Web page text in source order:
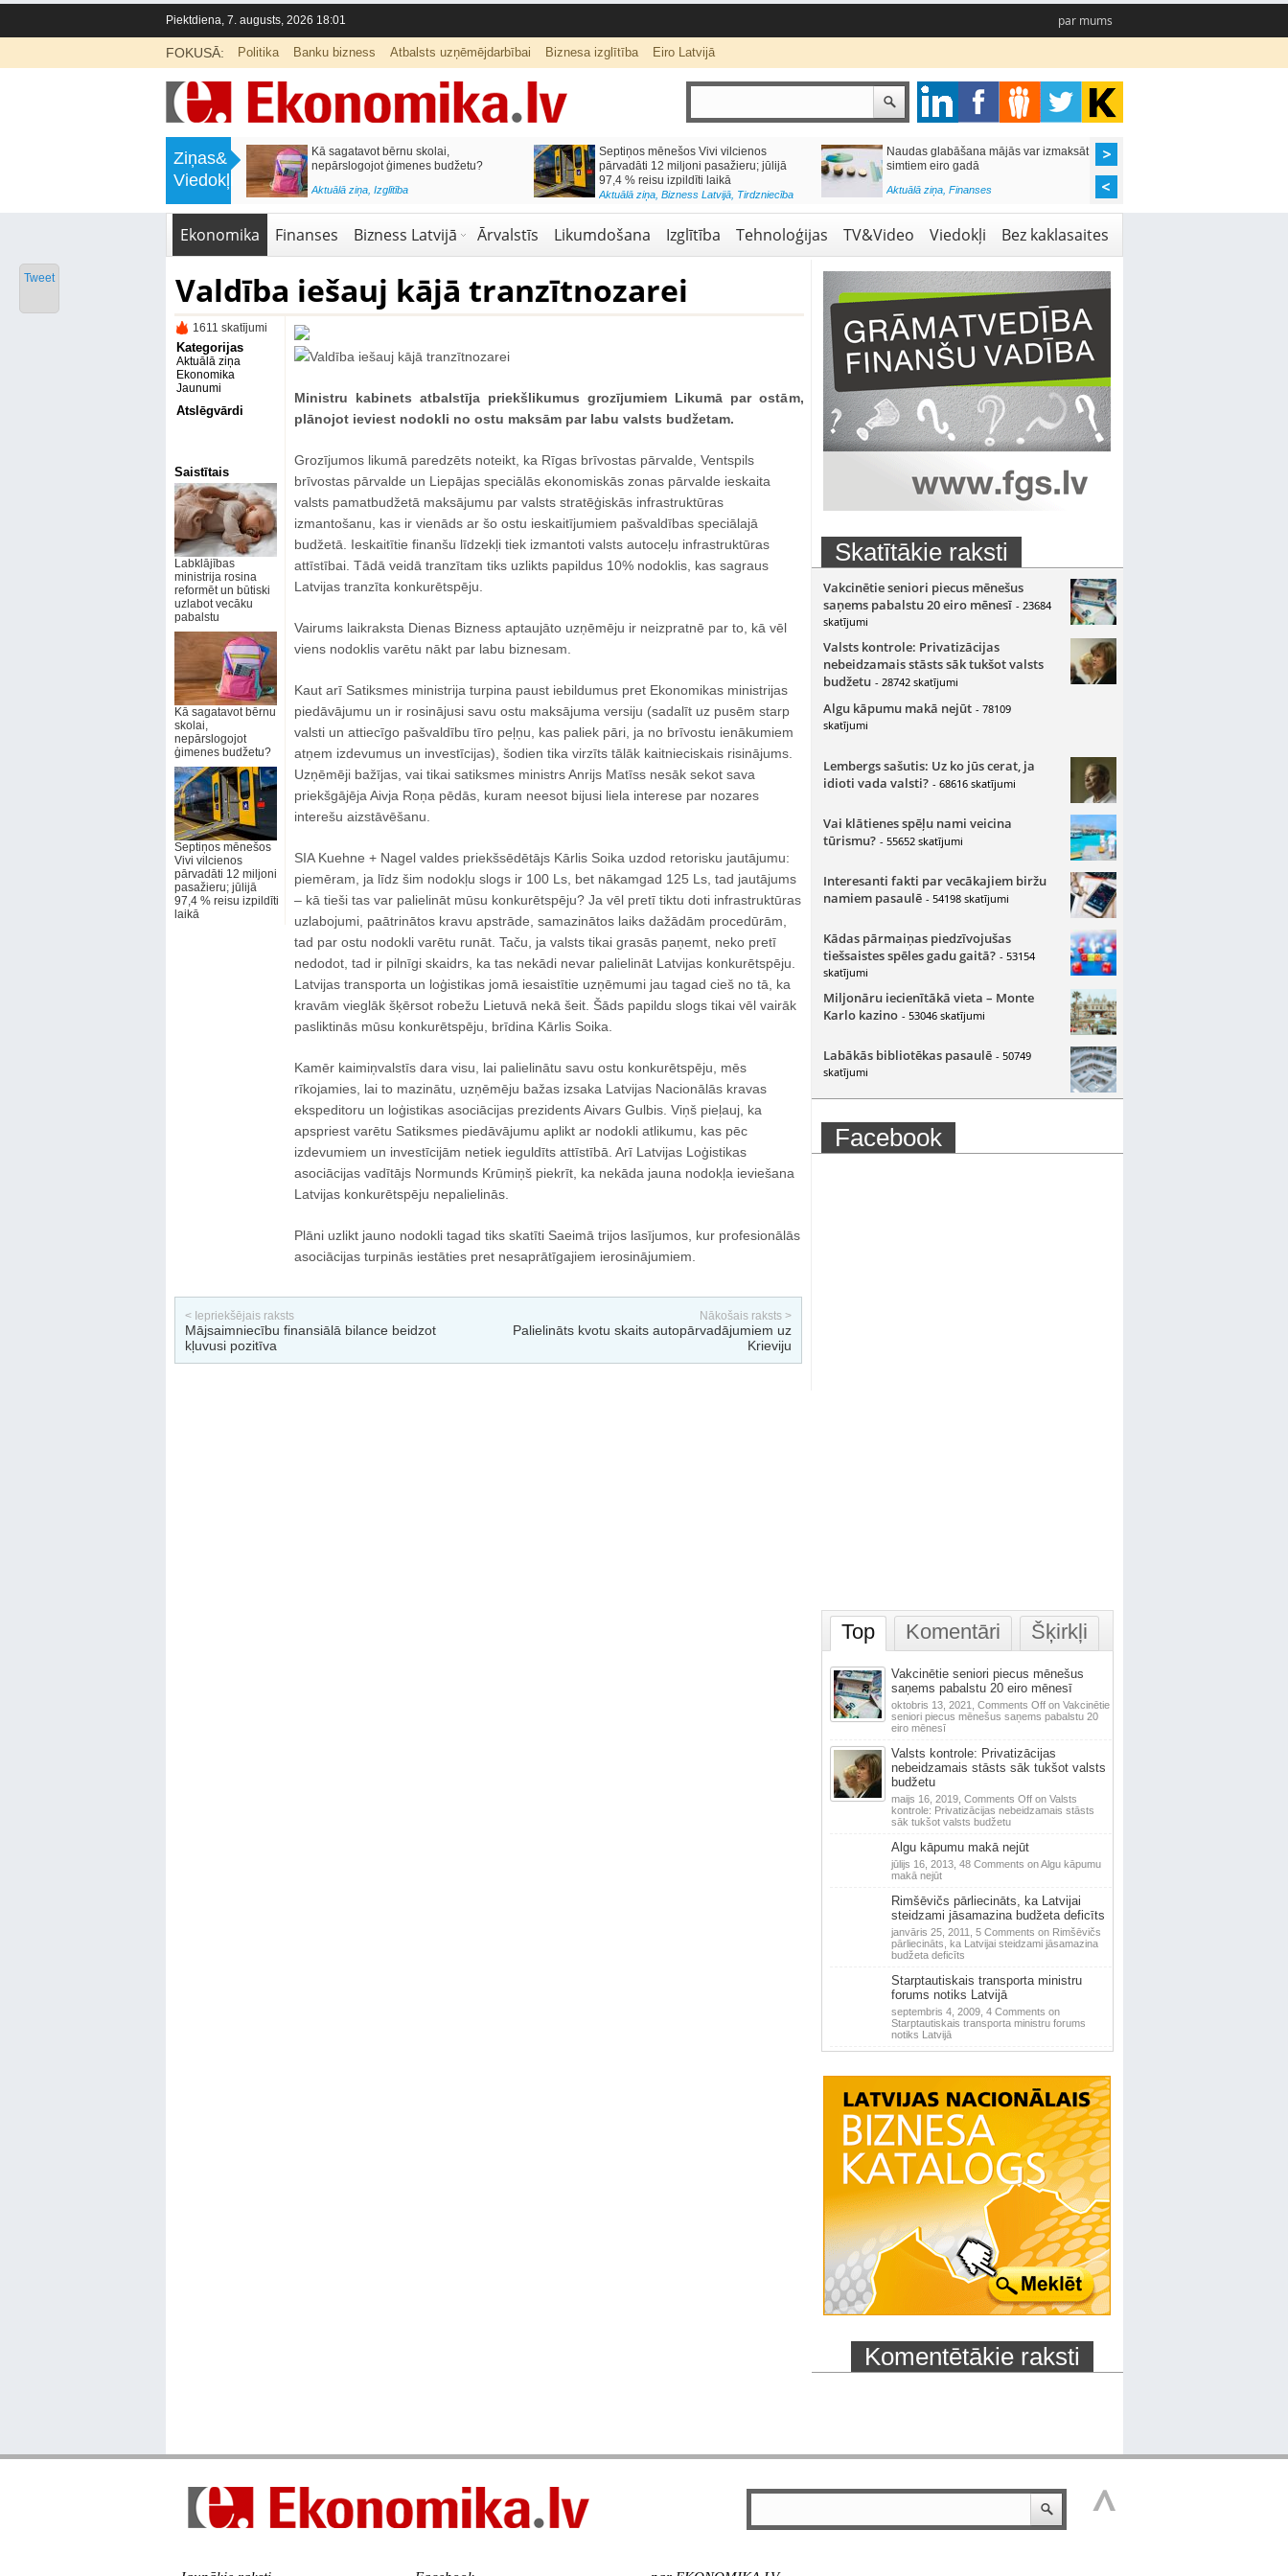
Piektdiena, 7. augusts, 2026 18:01 par mums
FOKUSĀ: Politika Banku bizness Atbalsts uzņēmējdarbībai Biznesa izglītība Eiro Latvijā
Ziņas&
Viedokļi
Labklājības ministrija rosina reformēt
un būtiski uzlabot vecāku pabalstu
Kā sagatavot bērnu skolai,
nepārslogojot ģimenes budžetu?
Aktuālā ziņa, Izglītība
Septiņos mēnešos Vivi vilcienos
pārvadāti 12 miljoni pasažieru; jūlijā
97,4 % reisu izpildīti laikā
Aktuālā ziņa, Bizness Latvijā, Tirdzniecība
Naudas glabāšana mājās var izmaksāt
simtiem eiro gadā
Aktuālā ziņa, Finanses
Ekonomika Finanses Bizness Latvijā Ārvalstīs Likumdošana Izglītība Tehnoloģijas TV&Video Viedokļi Bez kaklasaites
Valdība iešauj kājā tranzītnozarei
1611 skatījumi
Kategorijas
Aktuālā ziņa
Ekonomika
Jaunumi
Atslēgvārdi
Saistītais
Labklājības
ministrija rosina
reformēt un būtiski
uzlabot vecāku
pabalstu
Kā sagatavot bērnu
skolai,
nepārslogojot
ģimenes budžetu?
Septiņos mēnešos
Vivi vilcienos
pārvadāti 12 miljoni
pasažieru; jūlijā
97,4 % reisu izpildīti
laikā
Ministru kabinets atbalstīja priekšlikumus grozījumiem Likumā par ostām,
plānojot ieviest nodokli no ostu maksām par labu valsts budžetam.
Grozījumos likumā paredzēts noteikt, ka Rīgas brīvostas pārvalde, Ventspils
brīvostas pārvalde un Liepājas speciālās ekonomiskās zonas pārvalde ieskaita
valsts pamatbudžetā maksājumu par valsts stratēģiskās infrastruktūras
izmantošanu, kas ir vienāds ar šo ostu ieskaitījumiem pašvaldības speciālajā
budžetā. Ieskaitītie finanšu līdzekļi tiek izmantoti valsts autoceļu infrastruktūras
attīstībai. Tādā veidā tranzītam tiks uzlikts papildus 10% nodoklis, kas sagraus
Latvijas tranzīta konkurētspēju.
Vairums laikraksta Dienas Bizness aptaujāto uzņēmēju ir neizpratnē par to, kā vēl
viens nodoklis varētu nākt par labu biznesam.
Kaut arī Satiksmes ministrija turpina paust iebildumus pret Ekonomikas ministrijas
piedāvājumu un ir rosinājusi savu ostu maksājuma versiju (sadalīt uz pusēm starp
valsti un attiecīgo pašvaldību tīro peļņu, kas paliek pāri, ja no brīvostu ienākumiem
atņem izdevumus un investīcijas), šodien tika virzīts tālāk kaitnieciskais risinājums.
Uzņēmēji bažījas, vai tikai satiksmes ministrs Anrijs Matīss nesāk sekot sava
priekšgājēja Aivja Roņa pēdās, kuram neesot bijusi liela interese par nozares
interešu aizstāvēšanu.
SIA Kuehne + Nagel valdes priekšsēdētājs Kārlis Soika uzdod retorisku jautājumu:
piemēram, ja līdz šim nodokļu slogs ir 100 Ls, bet nākamgad 125 Ls, tad jautājums
– kā tieši tas var palielināt mūsu konkurētspēju? Ja vēl pretī tiktu doti infrastruktūras
uzlabojumi, paātrinātos kravu apstrāde, samazinātos laiks dažādām procedūrām,
tad par ostu nodokli varētu runāt. Taču, ja valsts tikai grasās paņemt, neko pretī
nedodot, tad ir pilnīgi skaidrs, ka tas nekādi nevar palielināt Latvijas konkurētspēju.
Latvijas transporta un loģistikas jomā iesaistītie uzņēmumi jau tagad cieš no tā, ka
kravām vieglāk šķērsot robežu Lietuvā nekā šeit. Šāds papildu slogs tikai vēl vairāk
pasliktinās mūsu konkurētspēju, brīdina Kārlis Soika.
Kamēr kaimiņvalstīs dara visu, lai palielinātu savu ostu konkurētspēju, mēs
rīkojamies, lai to mazinātu, uzņēmēju bažas izsaka Latvijas Nacionālās kravas
ekspeditoru un loģistikas asociācijas prezidents Aivars Gulbis. Viņš pieļauj, ka
apspriest varētu Satiksmes piedāvājumu aplikt ar nodokli atlikumu, kas pēc
izdevumiem un investīcijām netiek ieguldīts attīstībā. Arī Latvijas Loģistikas
asociācijas vadītājs Normunds Krūmiņš piekrīt, ka nekāda jauna nodokļa ieviešana
Latvijas konkurētspēju nepalielinās.
Plāni uzlikt jauno nodokli tagad tiks skatīti Saeimā trijos lasījumos, kur profesionālās
asociācijas turpinās iestāties pret nesaprātīgajiem ierosinājumiem.
< Iepriekšējais raksts
Mājsaimniecību finansiālā bilance beidzot
kļuvusi pozitīva
Nākošais raksts >
Palielināts kvotu skaits autopārvadājumiem uz
Krieviju
Skatītākie raksti
Vakcinētie seniori piecus mēnešus
saņems pabalstu 20 eiro mēnesī - 23684
skatījumi
Valsts kontrole: Privatizācijas
nebeidzamais stāsts sāk tukšot valsts
budžetu - 28742 skatījumi
Algu kāpumu makā nejūt - 78109
skatījumi
Lembergs sašutis: Uz ko jūs cerat, ja
idioti vada valsti? - 68616 skatījumi
Vai klātienes spēļu nami veicina
tūrismu? - 55652 skatījumi
Interesanti fakti par vecākajiem biržu
namiem pasaulē - 54198 skatījumi
Kādas pārmaiņas piedzīvojušas
tiešsaistes spēles gadu gaitā? - 53154
skatījumi
Miljonāru iecienītākā vieta – Monte
Karlo kazino - 53046 skatījumi
Labākās bibliotēkas pasaulē - 50749
skatījumi
Facebook
Top Komentāri Šķirkļi
Vakcinētie seniori piecus mēnešus
saņems pabalstu 20 eiro mēnesī
oktobris 13, 2021, Comments Offon Vakcinētie
seniori piecus mēnešus saņems pabalstu 20
eiro mēnesī
Valsts kontrole: Privatizācijas
nebeidzamais stāsts sāk tukšot valsts
budžetu
maijs 16, 2019, Comments Offon Valsts
kontrole: Privatizācijas nebeidzamais stāsts
sāk tukšot valsts budžetu
Algu kāpumu makā nejūt
jūlijs 16, 2013, 48 Comments on Algu kāpumu
makā nejūt
Rimšēvičs pārliecināts, ka Latvijai
steidzami jāsamazina budžeta deficīts
janvāris 25, 2011, 5 Comments on Rimšēvičs
pārliecināts, ka Latvijai steidzami jāsamazina
budžeta deficīts
Starptautiskais transporta ministru
forums notiks Latvijā
septembris 4, 2009, 4 Comments on
Starptautiskais transporta ministru forums
notiks Latvijā
Komentētākie raksti
Tweet